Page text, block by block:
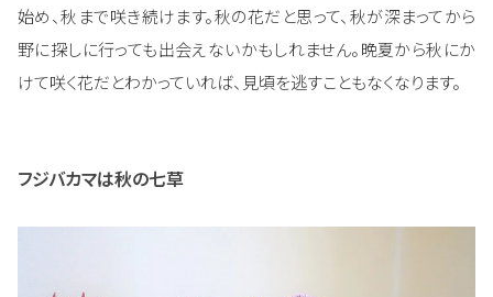
始め、秋まで咲き続けます。秋の花だと思って、秋が深まってから
野に探しに行っても出会えないかもしれません。晩夏から秋にか
けて咲く花だとわかっていれば、見頃を逃すこともなくなります。
フジバカマは秋の七草